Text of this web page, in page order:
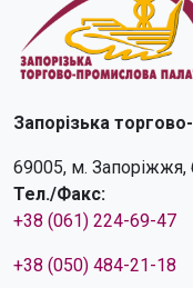
Запорізька
69005, м. Запоріжжя,
Тел./Факс:
+38 (061) 224-69-47
+38 (050) 484-21-18